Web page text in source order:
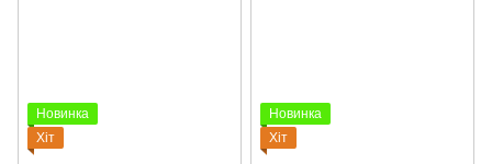
Новинка
Хіт
Новинка
Хіт